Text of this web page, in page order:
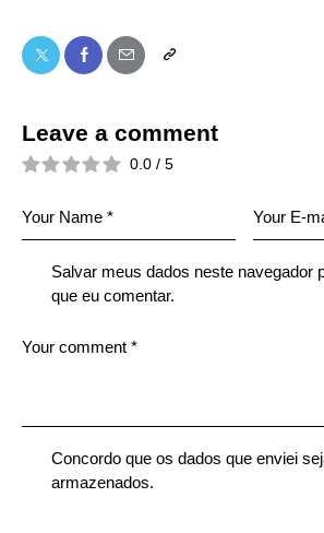
Leave a comment
0.0 / 5
Salvar meus dados neste navegador
que eu comentar.
Concordo que os dados que enviei
armazenados.